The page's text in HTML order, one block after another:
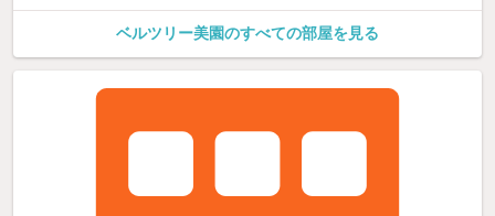
ベルツリー美園のすべての部屋を見る